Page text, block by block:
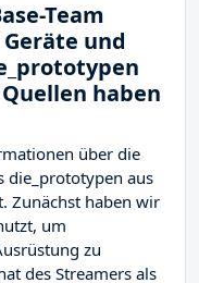
Team
und
haben
über die
die_prototypen aus
Zunächst haben wir
um
zu
des Streamers als